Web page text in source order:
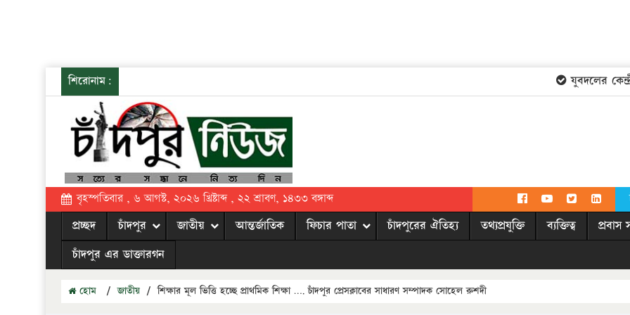
শিরোনাম: যুবদলের
বৃহস্পতিবার , ৬ আগস্ট, ২০২৬ খ্রিষ্টাব্দ , ২২ শ্রাবণ, ১৪৩৩ বঙ্গাব্দ
প্রচ্ছদ চাঁদপুর জাতীয় আন্তর্জাতিক ফিচার পাতা চাঁদপুরের ঐতিহ্য তথ্যপ্রযুক্তি ব্যক্তিত্ব প্রবাস
চাঁদপুর এর ডাক্তারগন
হোম / জাতীয় / শিক্ষার মূল ভিত্তি হচ্ছে প্রাথমিক শিক্ষা …. চাঁদপুর প্রেসক্লাবের সাধারণ সম্পাদক সোহেল রুশদী